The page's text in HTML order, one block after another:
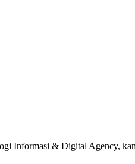
Informasi & Digital Agency,